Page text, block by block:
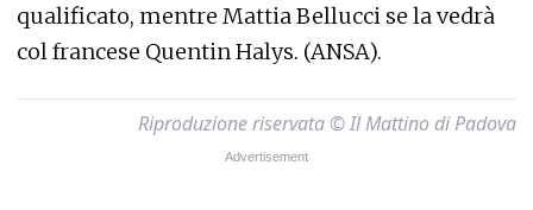
qualificato, mentre Mattia Bellucci se la vedrà
col francese Quentin Halys. (ANSA).
Riproduzione riservata © Il Mattino di Padova